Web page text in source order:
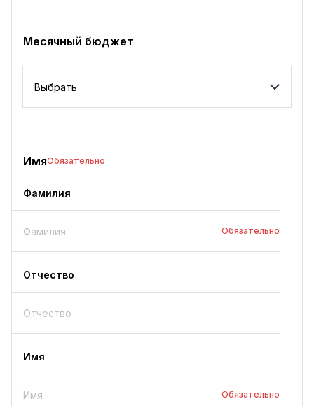
Месячный бюджет
ИмяОбязательно
Фамилия
Обязательно
Отчество
Имя
Обязательно